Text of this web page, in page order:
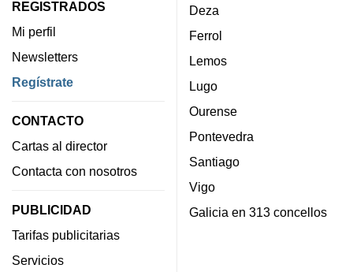
REGISTRADOS
Mi perfil
Newsletters
Regístrate
CONTACTO
Cartas al director
Contacta con nosotros
PUBLICIDAD
Tarifas publicitarias
Servicios
Deza
Ferrol
Lemos
Lugo
Ourense
Pontevedra
Santiago
Vigo
Galicia en 313 concellos